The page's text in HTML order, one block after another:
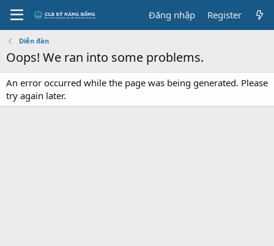
Đăng nhập Register
Diễn đàn
Oops! We ran into some problems.
An error occurred while the page was being generated. Please
try again later.